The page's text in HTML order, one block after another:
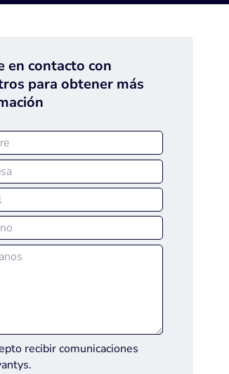
en contacto con
para obtener más
recibir comunicaciones